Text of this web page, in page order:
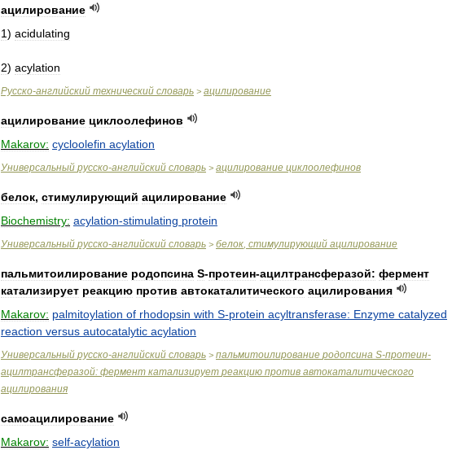
ацилирование
1) acidulating
2) acylation
Русско-английский технический словарь > ацилирование
ацилирование циклоолефинов
Makarov: cycloolefin acylation
Универсальный русско-английский словарь > ацилирование циклоолефинов
белок, стимулирующий ацилирование
Biochemistry: acylation-stimulating protein
Универсальный русско-английский словарь > белок, стимулирующий ацилирование
пальмитоилирование родопсина S-протеин-ацилтрансферазой: фермент
катализирует реакцию против автокаталитического ацилирования
Makarov: palmitoylation of rhodopsin with S-protein acyltransferase: Enzyme catalyzed
reaction versus autocatalytic acylation
Универсальный русско-английский словарь > пальмитоилирование родопсина S-протеин-
ацилтрансферазой: фермент катализирует реакцию против автокаталитического
ацилирования
самоацилирование
Makarov: self-acylation